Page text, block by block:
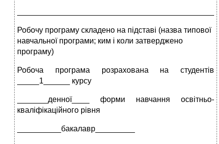
Робочу програму складено на підставі (назва типової
навчальної програми; ким і коли затверджено
програму)
Робоча програма розрахована на студентів
_____1______ курсу
_______денної____ форми навчання освітньо-
кваліфікаційного рівня
__________бакалавр_________